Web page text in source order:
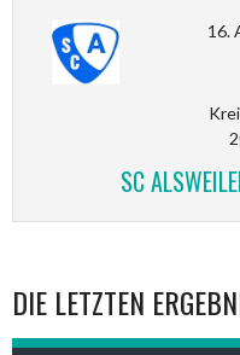
16.
SC
DIE LETZTEN